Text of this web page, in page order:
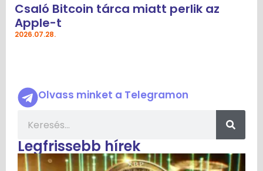
Csaló Bitcoin tárca miatt perlik az
Apple-t
2026.07.28.
Olvass minket a Telegramon
Legfrissebb hírek